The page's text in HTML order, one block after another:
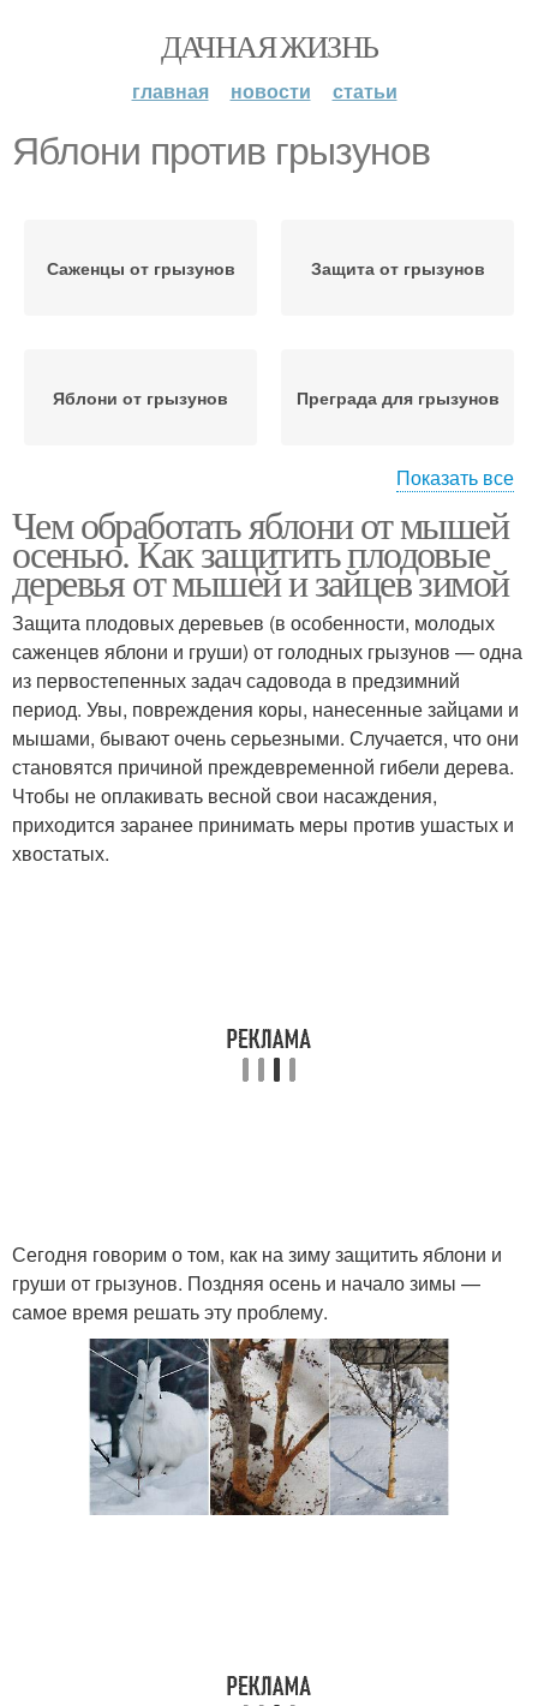
ДАЧНАЯ ЖИЗНЬ
главная новости статьи
Яблони против грызунов
Саженцы от грызунов Защита от грызунов
Яблони от грызунов Преграда для грызунов
Приманки для грызунов Яблони к зиме
Полив для яблони
Показать все
Чем обработать яблони от мышей
осенью. Как защитить плодовые
деревья от мышей и зайцев зимой
Защита плодовых деревьев (в особенности, молодых
саженцев яблони и груши) от голодных грызунов — одна
из первостепенных задач садовода в предзимний
период. Увы, повреждения коры, нанесенные зайцами и
мышами, бывают очень серьезными. Случается, что они
становятся причиной преждевременной гибели дерева.
Чтобы не оплакивать весной свои насаждения,
приходится заранее принимать меры против ушастых и
хвостатых.
Сегодня говорим о том, как на зиму защитить яблони и
груши от грызунов. Поздняя осень и начало зимы —
самое время решать эту проблему.